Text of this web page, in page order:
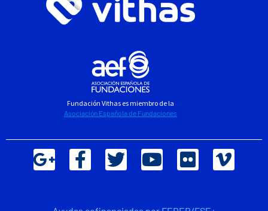
Fundación Vithas es miembro de la
Asociación Española de Fundaciones